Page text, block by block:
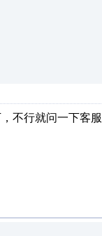
不行就问一下客服